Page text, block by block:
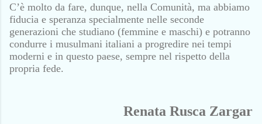
C’è molto da fare, dunque, nella Comunità, ma abbiamo
fiducia e speranza specialmente nelle seconde
generazioni che studiano (femmine e maschi) e potranno
condurre i musulmani italiani a progredire nei tempi
moderni e in questo paese, sempre nel rispetto della
propria fede.
Renata Rusca Zargar